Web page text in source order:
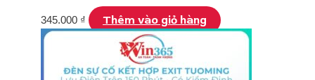
345.000 ₫ Thêm vào giỏ hàng